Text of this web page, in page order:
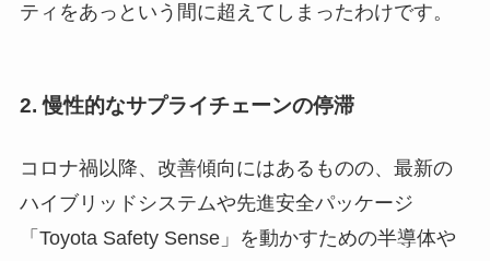
ティをあっという間に超えてしまったわけです。
2. 慢性的なサプライチェーンの停滞
コロナ禍以降、改善傾向にはあるものの、最新の
ハイブリッドシステムや先進安全パッケージ
「Toyota Safety Sense」を動かすための半導体や